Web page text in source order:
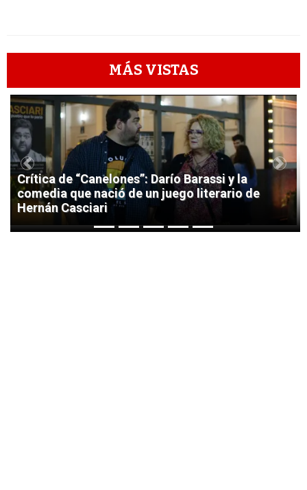
MÁS VISTAS
1
Crítica de “Canelones”: Darío Barassi y la
comedia que nació de un juego literario de
Hernán Casciari
Previous Next